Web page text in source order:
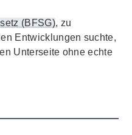
(BFSG), zu
Entwicklungen suchte,
Unterseite ohne echte